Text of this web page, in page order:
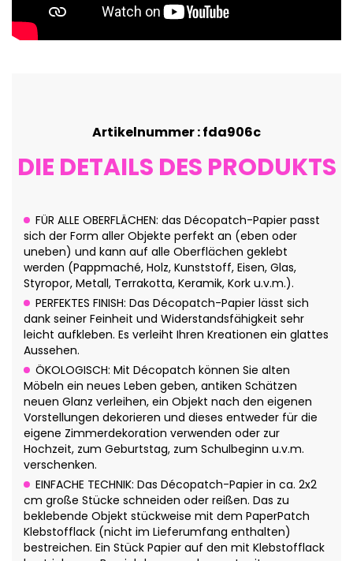
Artikelnummer : fda906c
DIE DETAILS DES PRODUKTS
FÜR ALLE OBERFLÄCHEN: das Décopatch-Papier passt
sich der Form aller Objekte perfekt an (eben oder
uneben) und kann auf alle Oberflächen geklebt
werden (Pappmaché, Holz, Kunststoff, Eisen, Glas,
Styropor, Metall, Terrakotta, Keramik, Kork u.v.m.).
PERFEKTES FINISH: Das Décopatch-Papier lässt sich
dank seiner Feinheit und Widerstandsfähigkeit sehr
leicht aufkleben. Es verleiht Ihren Kreationen ein glattes
Aussehen.
ÖKOLOGISCH: Mit Décopatch können Sie alten
Möbeln ein neues Leben geben, antiken Schätzen
neuen Glanz verleihen, ein Objekt nach den eigenen
Vorstellungen dekorieren und dieses entweder für die
eigene Zimmerdekoration verwenden oder zur
Hochzeit, zum Geburtstag, zum Schulbeginn u.v.m.
verschenken.
EINFACHE TECHNIK: Das Décopatch-Papier in ca. 2x2
cm große Stücke schneiden oder reißen. Das zu
beklebende Objekt stückweise mit dem PaperPatch
Klebstofflack (nicht im Lieferumfang enthalten)
bestreichen. Ein Stück Papier auf den mit Klebstofflack